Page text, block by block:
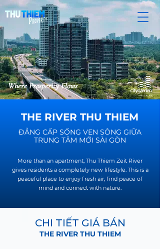
Where Prosperity Flows
THE RIVER THU THIEM
ĐẲNG CẤP SỐNG VEN SÔNG GIỮA
TRUNG TÂM MỚI SÀI GÒN
​More than an apartment, Thu Thiem Zeit River
gives residents a completely new lifestyle. This is a
peaceful place to enjoy fresh air, find peace of
mind and connect with nature.
CHI TIẾT GIÁ BÁN
THE RIVER THU THIEM